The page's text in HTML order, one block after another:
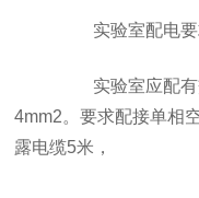
实验室配电要
实验室应配有
4mm2。要求配接单相
露电缆5米，